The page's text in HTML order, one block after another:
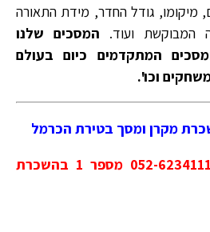
מיקומו, גודל החדר, מידת התאורה
המבוקשת ועוד. המסכים שלנו
המתקדמים כיום בעולם
וכו'.
מקרן ומסך בטירת הכרמל
התקשרו אלינו כעת: 052-6234111 מספר 1 בהשכרת